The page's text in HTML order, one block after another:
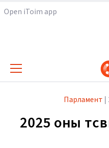
Open iToim app
Парламент |
2025 оны